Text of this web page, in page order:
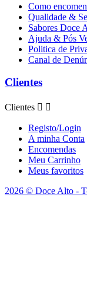
Como
Qualidade &
Sabores Doce
Ajuda & Pós
Politica de
Canal de
Clientes
Clientes  
Registo/Login
A minha Conta
Encomendas
Meu Carrinho
Meus favoritos
2026 © Doce Alto -